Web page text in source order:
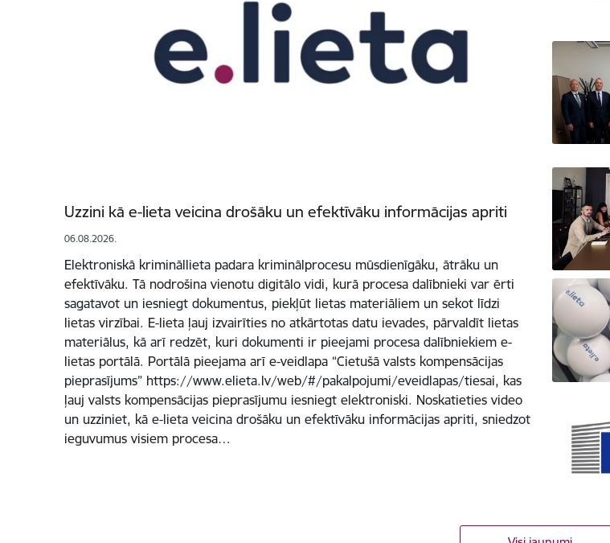
Uzzini kā e-lieta veicina drošāku un efektīvāku informācijas apriti
06.08.2026.
Elektroniskā krimināllieta padara kriminālprocesu mūsdienīgāku, ātrāku un
efektīvāku. Tā nodrošina vienotu digitālo vidi, kurā procesa dalībnieki var ērti
sagatavot un iesniegt dokumentus, piekļūt lietas materiāliem un sekot līdzi
lietas virzībai. E-lieta ļauj izvairīties no atkārtotas datu ievades, pārvaldīt lietas
materiālus, kā arī redzēt, kuri dokumenti ir pieejami procesa dalībniekiem e-
lietas portālā. Portālā pieejama arī e-veidlapa “Cietušā valsts kompensācijas
pieprasījums” https://www.elieta.lv/web/#/pakalpojumi/eveidlapas/tiesai, kas
ļauj valsts kompensācijas pieprasījumu iesniegt elektroniski. Noskatieties video
un uzziniet, kā e-lieta veicina drošāku un efektīvāku informācijas apriti, sniedzot
ieguvumus visiem procesa…